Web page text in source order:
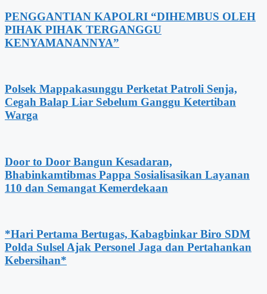
PENGGANTIAN KAPOLRI “DIHEMBUS OLEH
PIHAK PIHAK TERGANGGU
KENYAMANANNYA”
Polsek Mappakasunggu Perketat Patroli Senja,
Cegah Balap Liar Sebelum Ganggu Ketertiban
Warga
Door to Door Bangun Kesadaran,
Bhabinkamtibmas Pappa Sosialisasikan Layanan
110 dan Semangat Kemerdekaan
*Hari Pertama Bertugas, Kabagbinkar Biro SDM
Polda Sulsel Ajak Personel Jaga dan Pertahankan
Kebersihan*